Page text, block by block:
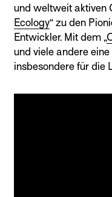
und weltweit aktiven
Ecology“ zu den
Entwickler. Mit dem „
und viele andere
insbesondere für die